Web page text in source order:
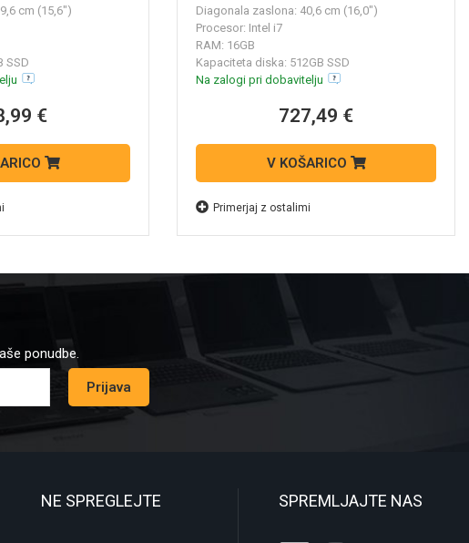
cm (15,6")
SSD
€
Windows 11 Home (črn)
Diagonala zaslona: 40,6 cm (16,0")
Procesor: Intel i7
RAM: 16GB
Kapaciteta diska: 512GB SSD
Na zalogi pri dobavitelju
727,49 €
V KOŠARICO
Primerjaj z ostalimi
ponudbe.
Prijava
NE SPREGLEJTE SPREMLJAJTE NAS